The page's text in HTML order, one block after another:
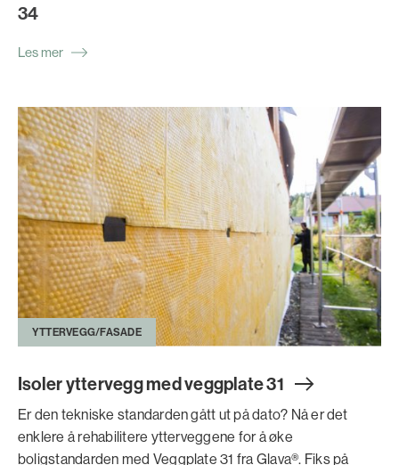
34
Les mer
YTTERVEGG/FASADE
Isoler yttervegg med veggplate 31
Er den tekniske standarden gått ut på dato? Nå er det
enklere å rehabilitere ytterveggene for å øke
boligstandarden med Veggplate 31 fra Glava®. Fiks på